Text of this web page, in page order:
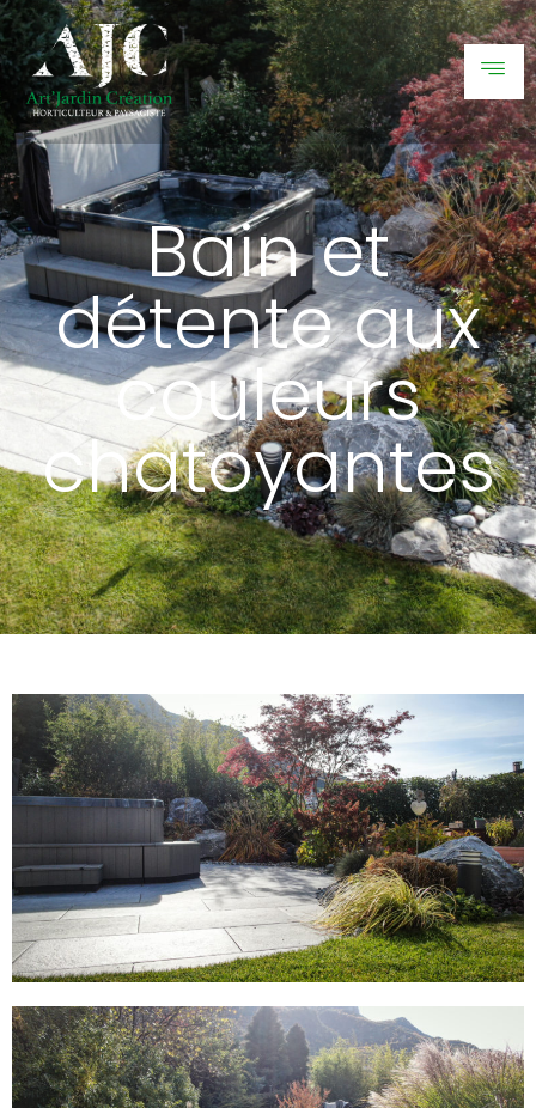
Bain et
détente aux
couleurs
chatoyantes